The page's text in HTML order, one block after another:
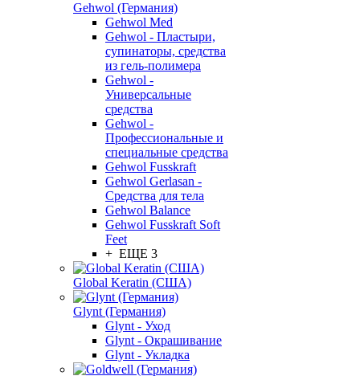
Gehwol (Германия)
Gehwol Med
Gehwol - Пластыри,
супинаторы, средства
из гель-полимера
Gehwol -
Универсальные
средства
Gehwol -
Профессиональные и
специальные средства
Gehwol Fusskraft
Gehwol Gerlasan -
Средства для тела
Gehwol Balance
Gehwol Fusskraft Soft
Feet
+ ЕЩЕ 3
Global Keratin (США)
Glynt (Германия)
Glynt - Уход
Glynt - Окрашивание
Glynt - Укладка